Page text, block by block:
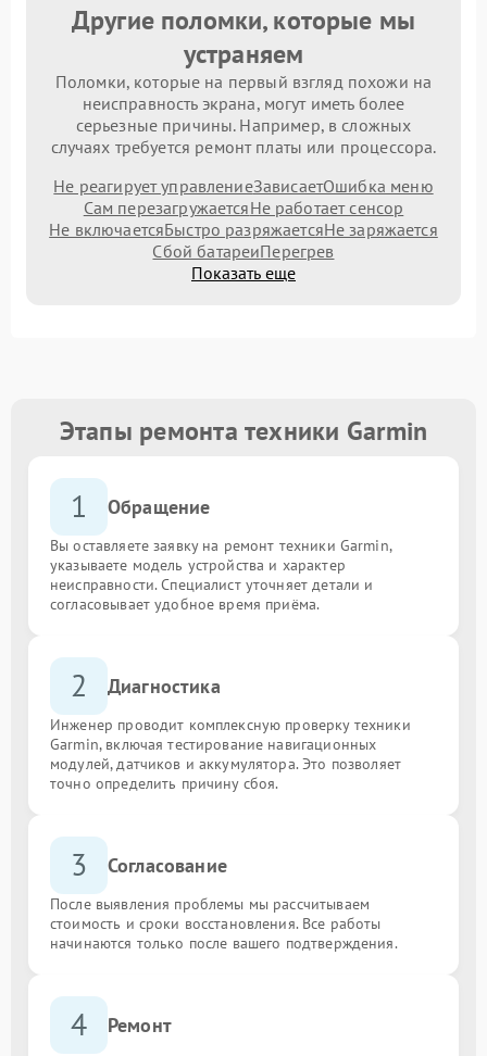
Другие поломки, которые мы
устраняем
Поломки, которые на первый взгляд похожи на
неисправность экрана, могут иметь более
серьезные причины. Например, в сложных
случаях требуется ремонт платы или процессора.
Не реагирует управлениеЗависаетОшибка меню
Сам перезагружаетсяНе работает сенсор
Не включаетсяБыстро разряжаетсяНе заряжается
Сбой батареиПерегрев
Показать еще
Этапы ремонта техники Garmin
1 Обращение
Вы оставляете заявку на ремонт техники Garmin,
указываете модель устройства и характер
неисправности. Специалист уточняет детали и
согласовывает удобное время приёма.
2 Диагностика
Инженер проводит комплексную проверку техники
Garmin, включая тестирование навигационных
модулей, датчиков и аккумулятора. Это позволяет
точно определить причину сбоя.
3 Согласование
После выявления проблемы мы рассчитываем
стоимость и сроки восстановления. Все работы
начинаются только после вашего подтверждения.
4 Ремонт